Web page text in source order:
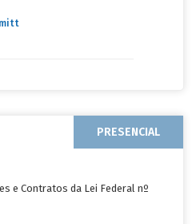
PRESENCIAL
e Contratos da Lei Federal nº